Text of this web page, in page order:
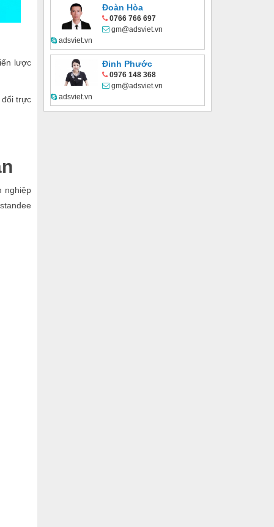
lược
trực
nghiệp
Đoàn Hòa
0766 766 697
gm@adsviet.vn
adsviet.vn
Đinh Phước
0976 148 368
gm@adsviet.vn
adsviet.vn